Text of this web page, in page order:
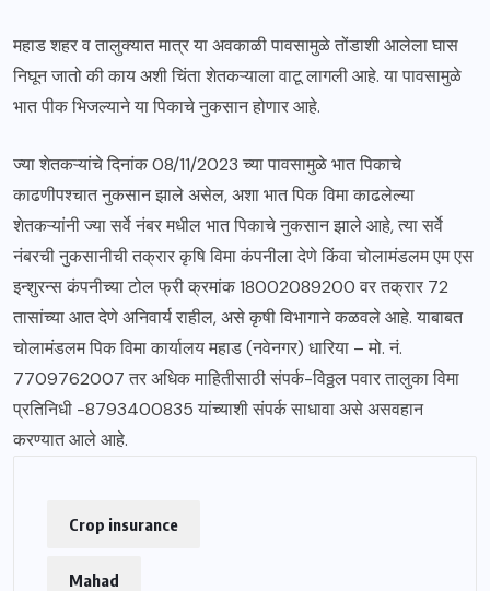
महाड शहर व तालुक्यात मात्र या अवकाळी पावसामुळे तोंडाशी आलेला घास
निघून जातो की काय अशी चिंता शेतकऱ्याला वाटू लागली आहे. या पावसामुळे
भात पीक भिजल्याने या पिकाचे नुकसान होणार आहे.
ज्या शेतकऱ्यांचे दिनांक 08/11/2023 च्या पावसामुळे भात पिकाचे
काढणीपश्चात नुकसान झाले असेल, अशा भात पिक विमा काढलेल्या
शेतकऱ्यांनी ज्या सर्वे नंबर मधील भात पिकाचे नुकसान झाले आहे, त्या सर्वे
नंबरची नुकसानीची तक्रार कृषि विमा कंपनीला देणे किंवा चोलामंडलम एम एस
इन्शुरन्स कंपनीच्या टोल फ्री क्रमांक 18002089200 वर तक्रार 72
तासांच्या आत देणे अनिवार्य राहील, असे कृषी विभागाने कळवले आहे. याबाबत
चोलामंडलम पिक विमा कार्यालय महाड (नवेनगर) धारिया – मो. नं.
7709762007 तर अधिक माहितीसाठी संपर्क-विठ्ठल पवार तालुका विमा
प्रतिनिधी -8793400835 यांच्याशी संपर्क साधावा असे असवहान
करण्यात आले आहे.
Crop insurance
Mahad